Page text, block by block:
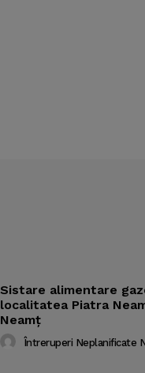
Sistare alimentare
localitatea Piatra
Neamț
Întreruperi Neplanificate